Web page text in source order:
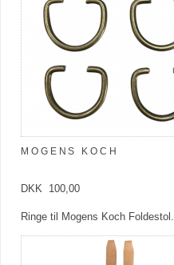
MOGENS KOCH
DKK 100,00
Ringe til Mogens Koch Foldestol.